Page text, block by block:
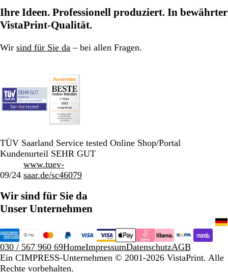
Seite
Seite
Seite
Ihre Ideen. Professionell produziert. In bewährter
VistaPrint-Qualität.
Wir sind für Sie da – bei allen Fragen.
TÜV Saarland Service tested Online Shop/Portal
Kundenurteil SEHR GUT
09/24
www.tuev-
saar.de/sc46079
Wir sind für Sie da
Unser Unternehmen
030 / 567 960 69HomeImpressumDatenschutzAGB
Ein CIMPRESS-Unternehmen © 2001-2026 VistaPrint. Alle
Rechte vorbehalten.